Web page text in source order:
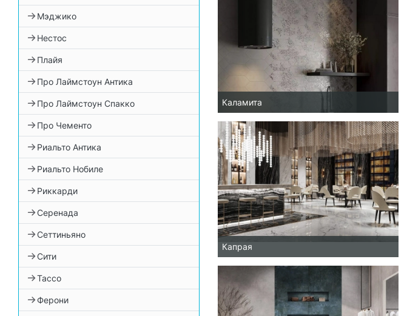
Мэджико
Нестос
Плайя
Про Лаймстоун Антика
Про Лаймстоун Спакко
Про Чементо
Риальто Антика
Риальто Нобиле
Риккарди
Серенада
Сеттиньяно
Сити
Тассо
Ферони
Каламита
Капрая